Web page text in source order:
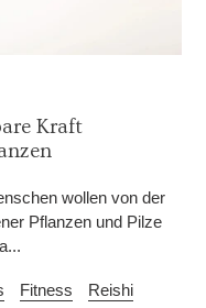
Kraft
wollen von der
Pflanzen und Pilze
Fitness
Reishi